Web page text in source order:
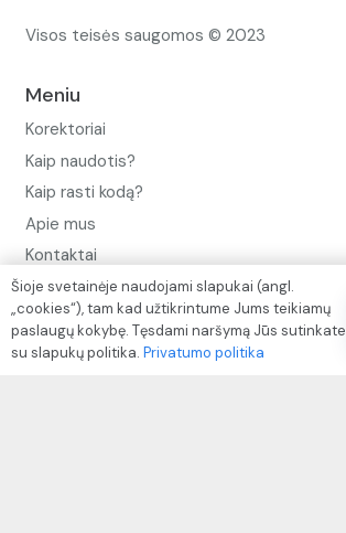
Visos teisės saugomos © 2023
Meniu
Korektoriai
Kaip naudotis?
Kaip rasti kodą?
Apie mus
Kontaktai
Privatumo politika
Pinigų ir prekių grąžinimo politika
Paslaugų naudojimo sąlygos ir taisyklės
Šioje svetainėje naudojami slapukai (angl.
„cookies“), tam kad užtikrintume Jums teikiamų
paslaugų kokybę. Tęsdami naršymą Jūs sutinkate
su slapukų politika. Privatumo politika